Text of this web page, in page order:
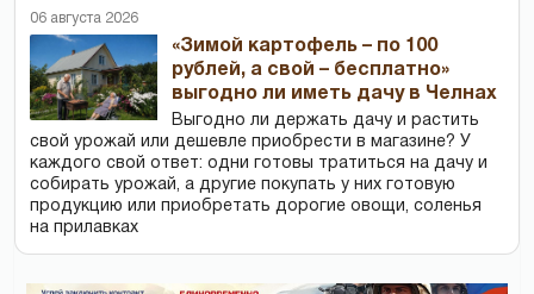
06 августа 2026
«Зимой картофель – по 100
рублей, а свой – бесплатно»
выгодно ли иметь дачу в Челнах
Выгодно ли держать дачу и растить
свой урожай или дешевле приобрести в магазине? У
каждого свой ответ: одни готовы тратиться на дачу и
собирать урожай, а другие покупать у них готовую
продукцию или приобретать дорогие овощи, соленья
на прилавках